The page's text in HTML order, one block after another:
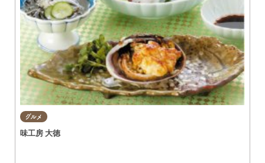
グルメ
味工房 大徳